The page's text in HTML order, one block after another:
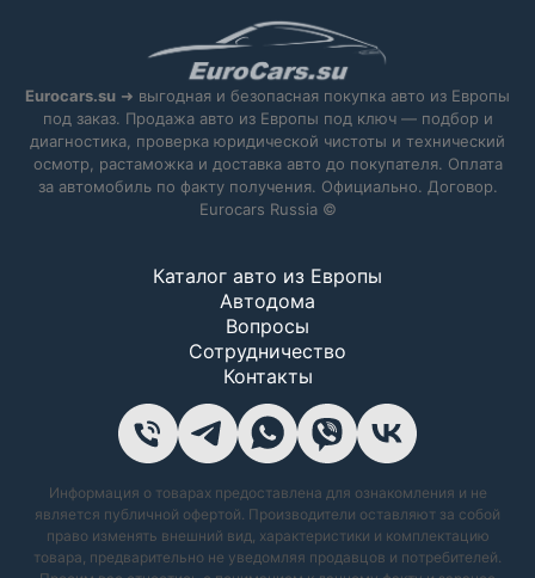
Eurocars.su ➜ выгодная и безопасная покупка авто из Европы
под заказ. Продажа авто из Европы под ключ — подбор и
диагностика, проверка юридической чистоты и технический
осмотр, растаможка и доставка авто до покупателя. Оплата
за автомобиль по факту получения. Официально. Договор.
Eurocars Russia ©
Каталог авто из Европы
Автодома
Вопросы
Сотрудничество
Контакты
Информация о товарах предоставлена для ознакомления и не
является публичной офертой. Производители оставляют за собой
право изменять внешний вид, характеристики и комплектацию
товара, предварительно не уведомляя продавцов и потребителей.